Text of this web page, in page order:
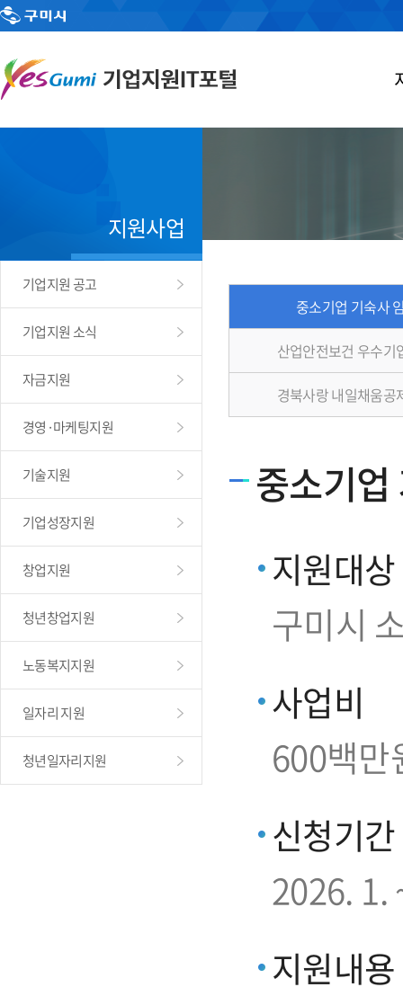
지원사업
기업지원 공고
기업지원 소식
자금지원
경영·마케팅지원
기술지원
기업성장지원
창업지원
청년창업지원
노동복지지원
일자리 지원
청년일자리지원
중소기업 기숙사
산업안전보건 우수기
경북사랑 내일채움공
중소기
지원대상
구미시
사업비
600백만
신청기간
2026. 1.
지원내용